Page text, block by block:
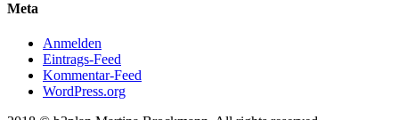
Meta
Anmelden
Eintrags-Feed
Kommentar-Feed
WordPress.org